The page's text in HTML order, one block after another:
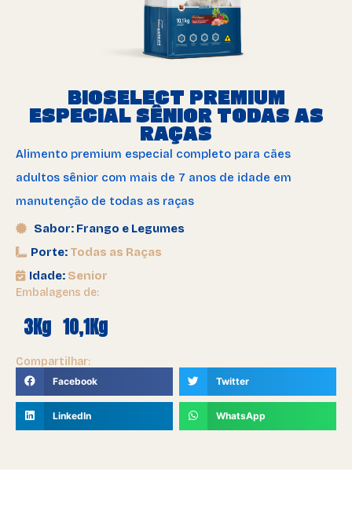
BIOSELECT PREMIUM
ESPECIAL SÊNIOR TODAS AS
RAÇAS
Alimento premium especial completo para cães
adultos sênior com mais de 7 anos de idade em
manutenção de todas as raças
Embalagens de:
3Kg 10,1Kg
Sabor: Frango e Legumes
Porte: Todas as Raças
Idade: Senior
Compartilhar:
Facebook Twitter
LinkedIn WhatsApp